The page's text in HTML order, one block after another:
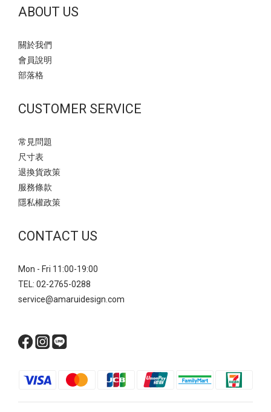
ABOUT US
關於我們
會員說明
部落格
CUSTOMER SERVICE
常見問題
尺寸表
退換貨政策
服務條款
隱私權政策
CONTACT US
Mon - Fri 11:00-19:00
TEL: 02-2765-0288
service@amaruidesign.com